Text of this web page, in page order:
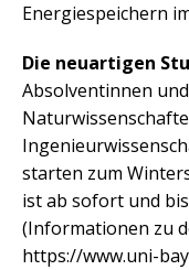
Energiespeichern
Die neuartigen
Absolventinnen
starten zum
ist ab sofort und
(Informationen zu
https://www.uni-